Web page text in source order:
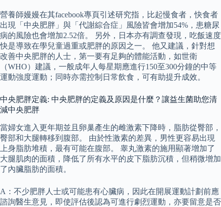
營養師嫚嫚在其facebook專頁引述研究指，比起慢食者，快食者
出現「中央肥胖」與「代謝綜合症」風險皆會增加54%，患糖尿
病的風險也會增加2.52倍。 另外，日本亦有調查發現，吃飯速度
快是導致在學兒童過重或肥胖的原因之一。 他又建議，針對想
改善中央肥胖的人士，第一要有足夠的體能活動，如世衛
（WHO）建議，一般成年人每星期應進行150至300分鐘的中等
運動強度運動；同時亦需控制日常飲食，可有助提升成效。
中央肥胖定義: 中央肥胖的定義及原因是什麼？讓益生菌助您清
減中央肥胖
當婦女進入更年期並且卵巢產生的雌激素下降時，脂肪從臀部，
臀部和大腿轉移到腹部。 由於性激素的差異，男性更容易出現
上身脂肪堆積，最有可能在腹部。 睾丸激素的施用顯著增加了
大腿肌肉的面積，降低了所有水平的皮下脂肪沉積，但稍微增加
了內臟脂肪的面積。
A：不少肥胖人士或可能患有心臟病，因此在開展運動計劃前應
諮詢醫生意見，即使評估後認為可進行劇烈運動，亦要留意是否